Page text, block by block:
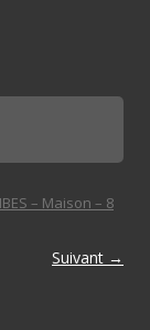
principal
– Maison – 8
Suivant →